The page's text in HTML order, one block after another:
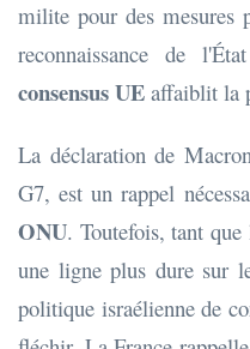
milite pour des mesures
reconnaissance de
consensus UE affaiblit la
La déclaration de
G7, est un rappel
ONU. Toutefois, tant
une ligne plus dure sur
politique israélienne de